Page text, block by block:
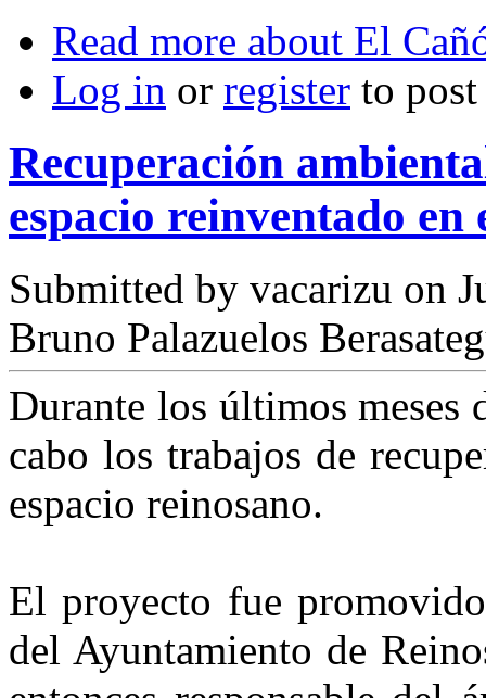
Read more about El
Log in or register to
Recuperación
espacio reinventado
Submitted by vacarizu on
Bruno Palazuelos
Durante los últimos meses
cabo los trabajos de
espacio reinosano.
El proyecto fue
del Ayuntamiento de